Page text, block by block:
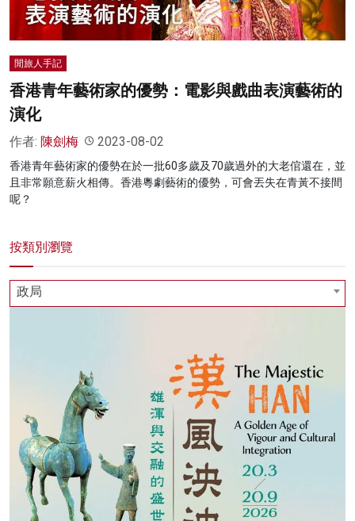
灼見活動
閒旅人手記
香港青年藝術家的優勢：電影與戲曲表演藝術的
演化
作者: 陳劍梅 2023-08-02
香港青年藝術家的優勢在於一批60多歲及70歲過外的大老倌還在，並
且非常願意薪火相傳。香港粵劇藝術的優勢，可會丟失在青黃不接間
呢？
按類別瀏覽
政局